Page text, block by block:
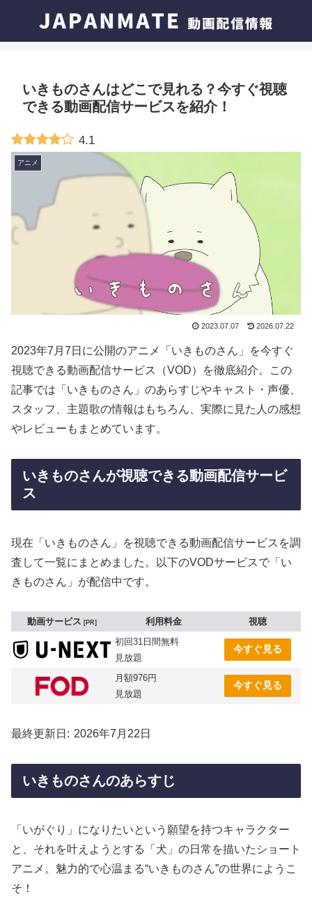
いきものさんはどこで見れる？今すぐ視聴
できる動画配信サービスを紹介！
4.1
アニメ
2023.07.07 2026.07.22
2023年7月7日に公開のアニメ「いきものさん」を今すぐ
視聴できる動画配信サービス（VOD）を徹底紹介。この
記事では「いきものさん」のあらすじやキャスト・声優、
スタッフ、主題歌の情報はもちろん、実際に見た人の感想
やレビューもまとめています。
いきものさんが視聴できる動画配信サービ
ス
現在「いきものさん」を視聴できる動画配信サービスを調
査して一覧にまとめました。以下のVODサービスで「い
きものさん」が配信中です。
動画サービス PR 利用料金
視聴
初回31日間無料
見放題
今すぐ見る
月額976円
見放題
今すぐ見る
最終更新日 2026年7月22日
いきものさんのあらすじ
「いがぐり」になりたいという願望を持つキャラクター
と、それを叶えようとする「犬」の日常を描いたショート
アニメ。魅力的で心温まる“いきものさん”の世界にようこ
そ！